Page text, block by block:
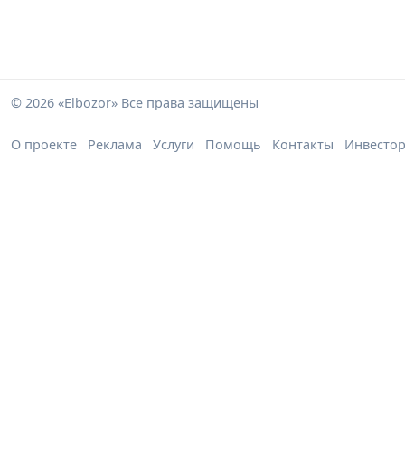
© 2026 «Elbozor» Все права защищены
О проекте Реклама Услуги Помощь Контакты